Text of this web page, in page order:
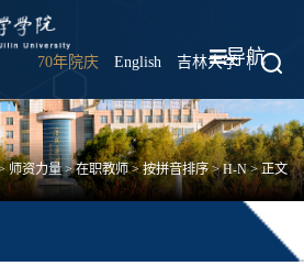
70年院庆 English 吉林大学 |
导航
师资力量>在职教师>按拼音排序>H-N> 正文